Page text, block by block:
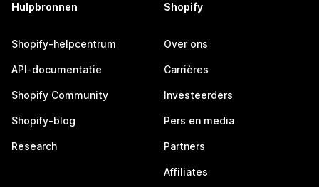
Hulpbronnen
Shopify-helpcentrum
API-documentatie
Shopify Community
Shopify-blog
Research
Shopify
Over ons
Carrières
Investeerders
Pers en media
Partners
Affiliates